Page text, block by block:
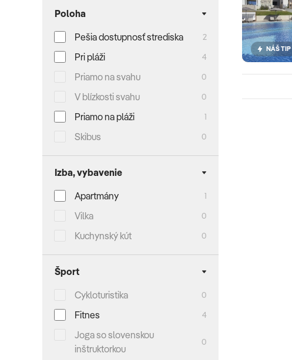
NÁŠ TIP
Poloha
Pešia dostupnosť strediska
2
Pri pláži 4
Priamo na svahu 0
V blízkosti svahu 0
Priamo na pláži 1
Skibus 0
Izba, vybavenie
Apartmány
1
Vilka 0
Kuchynský kút 0
Šport
Cykloturistika
0
Fitnes 4
Joga so slovenskou
inštruktorkou
0